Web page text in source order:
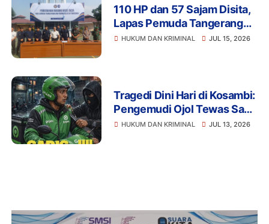
110 HP dan 57 Sajam Disita,
Lapas Pemuda Tangerang
Perketat Pengawasan
HUKUM DAN KRIMINAL JUL 15, 2026
Tragedi Dini Hari di Kosambi:
Pengemudi Ojol Tewas Saat
Istirahat, Motor dan HP Raib
HUKUM DAN KRIMINAL JUL 13, 2026